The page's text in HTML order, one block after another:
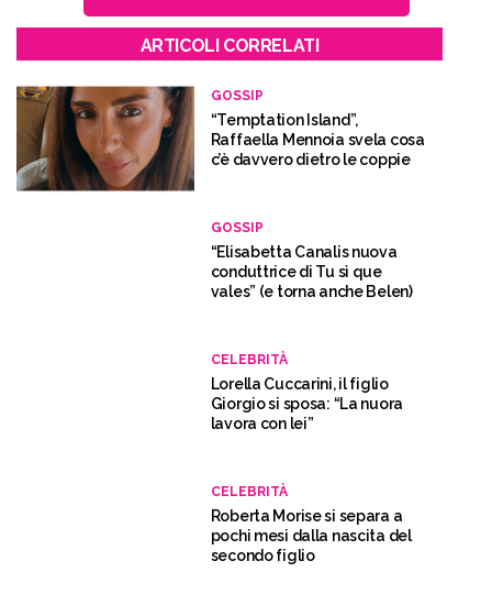
ARTICOLI CORRELATI
GOSSIP
“Temptation Island”,
Raffaella Mennoia svela cosa
c’è davvero dietro le coppie
GOSSIP
“Elisabetta Canalis nuova
conduttrice di Tu sì que
vales” (e torna anche Belen)
CELEBRITÀ
Lorella Cuccarini, il figlio
Giorgio si sposa: “La nuora
lavora con lei”
CELEBRITÀ
Roberta Morise si separa a
pochi mesi dalla nascita del
secondo figlio